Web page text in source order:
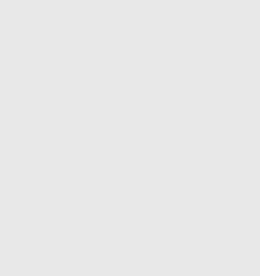
スタッフ